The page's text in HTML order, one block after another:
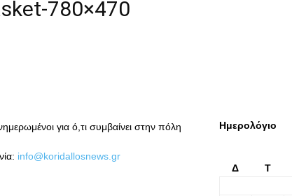
780×470
για ό,τι συμβαίνει στην πόλη
info@koridallosnews.gr
Ημερολόγιο
Δ
Τ